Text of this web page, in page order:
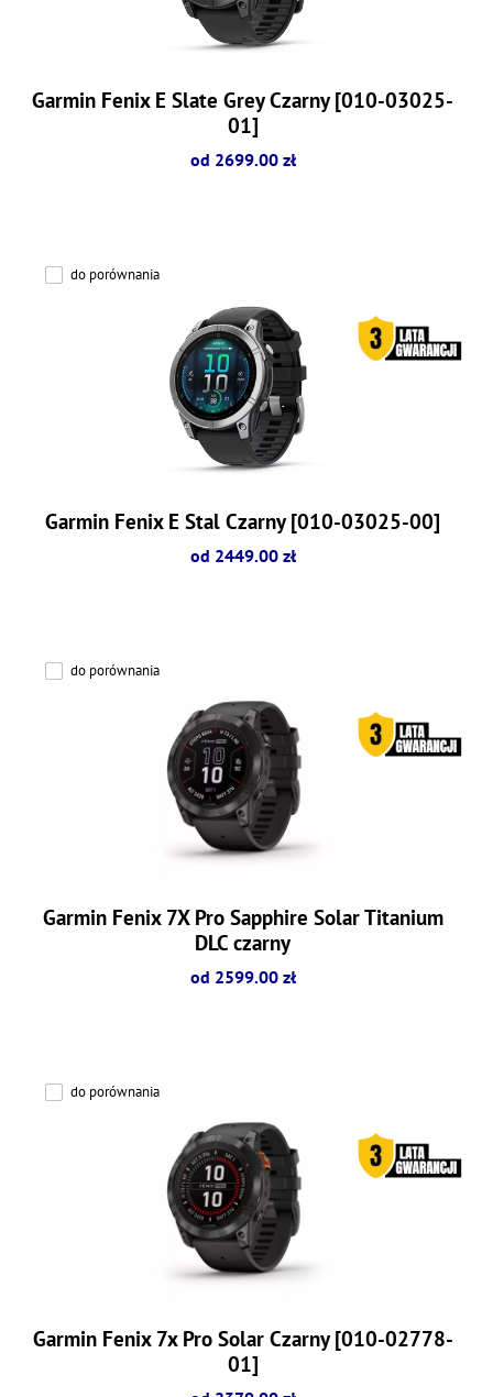
Garmin Fenix E Slate Grey Czarny [010-03025-
01]
od 2699.00 zł
do porównania
Garmin Fenix E Stal Czarny [010-03025-00]
od 2449.00 zł
do porównania
Garmin Fenix 7X Pro Sapphire Solar Titanium
DLC czarny
od 2599.00 zł
do porównania
Garmin Fenix 7x Pro Solar Czarny [010-02778-
01]